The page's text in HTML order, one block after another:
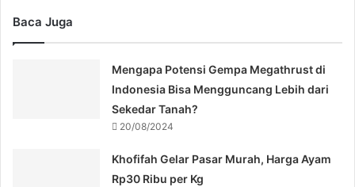
Baca Juga
Mengapa Potensi Gempa Megathrust di
Indonesia Bisa Mengguncang Lebih dari
Sekedar Tanah?
20/08/2024
Khofifah Gelar Pasar Murah, Harga Ayam
Rp30 Ribu per Kg